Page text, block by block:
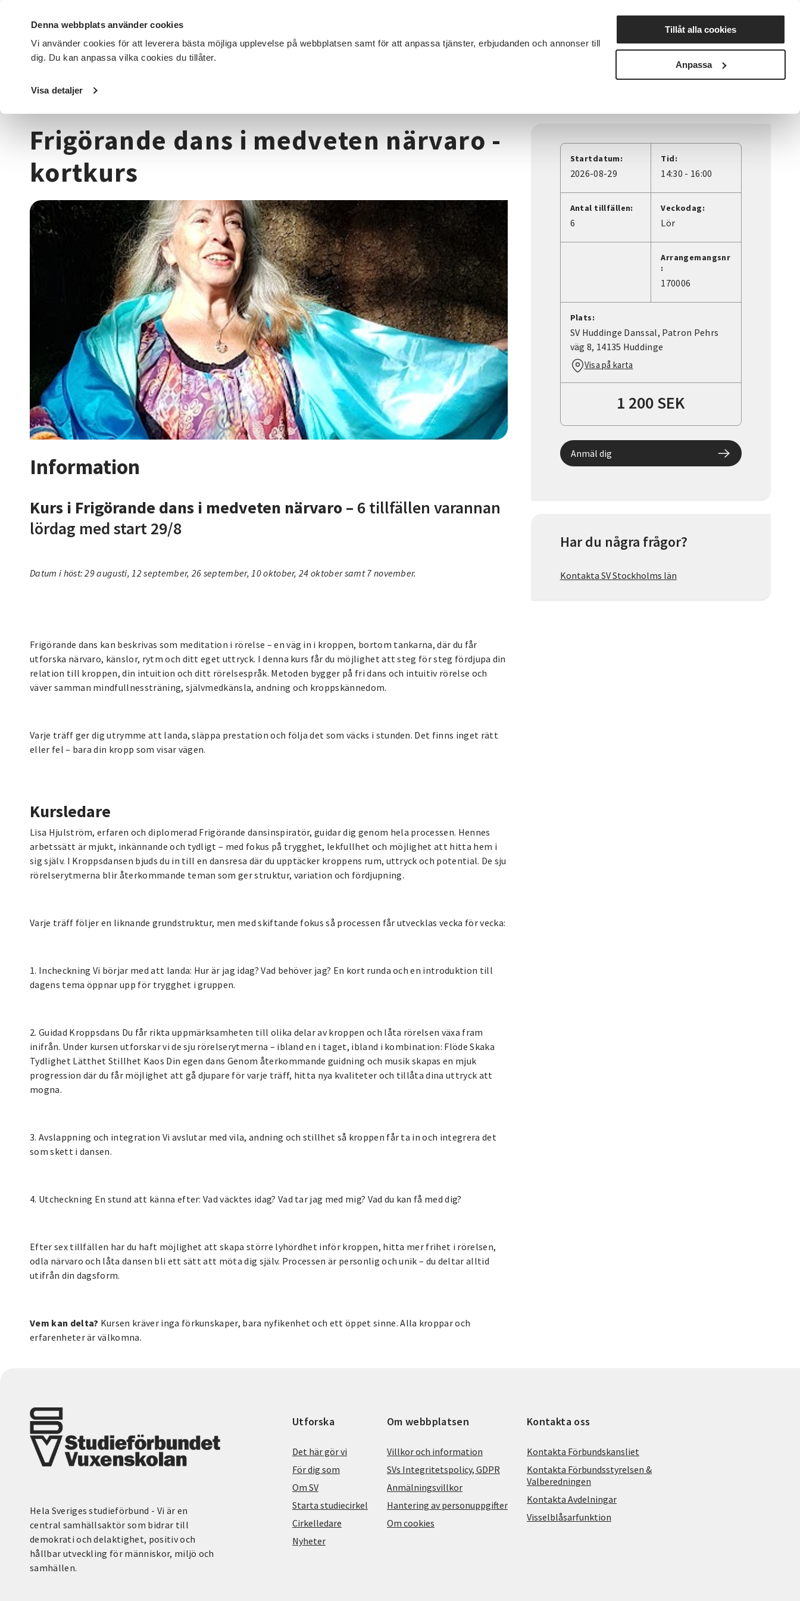
Denna webbplats använder cookies
Vi använder cookies för att leverera bästa möjliga upplevelse på webbplatsen samt för att anpassa tjänster, erbjudanden och annonser till
dig. Du kan anpassa vilka cookies du tillåter.
Visa detaljer
Tillåt alla cookies
Anpassa
DET HÄR GÖR VI FÖR DIG SOM SÖK KURSER OCH EVENEMANG Nyheter Avdelningar
Startsida / Kurser och evenemang
Frigörande dans i medveten närvaro -
kortkurs
Information
Kurs i Frigörande dans i medveten närvaro – 6 tillfällen varannan
lördag med start 29/8
Datum i höst: 29 augusti, 12 september, 26 september, 10 oktober, 24 oktober samt 7 november.
Frigörande dans kan beskrivas som meditation i rörelse – en väg in i kroppen, bortom tankarna, där du får
utforska närvaro, känslor, rytm och ditt eget uttryck. I denna kurs får du möjlighet att steg för steg fördjupa din
relation till kroppen, din intuition och ditt rörelsespråk. Metoden bygger på fri dans och intuitiv rörelse och
väver samman mindfullnessträning, självmedkänsla, andning och kroppskännedom.
Varje träff ger dig utrymme att landa, släppa prestation och följa det som väcks i stunden. Det finns inget rätt
eller fel – bara din kropp som visar vägen.
Kursledare
Lisa Hjulström, erfaren och diplomerad Frigörande dansinspiratör, guidar dig genom hela processen. Hennes
arbetssätt är mjukt, inkännande och tydligt – med fokus på trygghet, lekfullhet och möjlighet att hitta hem i
sig själv. I Kroppsdansen bjuds du in till en dansresa där du upptäcker kroppens rum, uttryck och potential. De sju
rörelserytmerna blir återkommande teman som ger struktur, variation och fördjupning.
Varje träff följer en liknande grundstruktur, men med skiftande fokus så processen får utvecklas vecka för vecka:
1. Incheckning Vi börjar med att landa: Hur är jag idag? Vad behöver jag? En kort runda och en introduktion till
dagens tema öppnar upp för trygghet i gruppen.
2. Guidad Kroppsdans Du får rikta uppmärksamheten till olika delar av kroppen och låta rörelsen växa fram
inifrån. Under kursen utforskar vi de sju rörelserytmerna – ibland en i taget, ibland i kombination: Flöde Skaka
Tydlighet Lätthet Stillhet Kaos Din egen dans Genom återkommande guidning och musik skapas en mjuk
progression där du får möjlighet att gå djupare för varje träff, hitta nya kvaliteter och tillåta dina uttryck att
mogna.
3. Avslappning och integration Vi avslutar med vila, andning och stillhet så kroppen får ta in och integrera det
som skett i dansen.
4. Utcheckning En stund att känna efter: Vad väcktes idag? Vad tar jag med mig? Vad du kan få med dig?
Efter sex tillfällen har du haft möjlighet att skapa större lyhördhet inför kroppen, hitta mer frihet i rörelsen,
odla närvaro och låta dansen bli ett sätt att möta dig själv. Processen är personlig och unik – du deltar alltid
utifrån din dagsform.
Vem kan delta? Kursen kräver inga förkunskaper, bara nyfikenhet och ett öppet sinne. Alla kroppar och
erfarenheter är välkomna.
Startdatum:
2026-08-29
Tid:
14:30 - 16:00
Antal tillfällen:
6
Veckodag:
Lör
Arrangemangsnr
:
170006
Plats:
SV Huddinge Danssal, Patron Pehrs
väg 8, 14135 Huddinge
Visa på karta
1 200 SEK
Anmäl dig
Har du några frågor?
Kontakta SV Stockholms län
Hela Sveriges studieförbund - Vi är en
central samhällsaktör som bidrar till
demokrati och delaktighet, positiv och
hållbar utveckling för människor, miljö och
samhällen.
Utforska
Det här gör vi
För dig som
Om SV
Starta studiecirkel
Cirkelledare
Nyheter
Om webbplatsen
Villkor och information
SVs Integritetspolicy, GDPR
Anmälningsvillkor
Hantering av personuppgifter
Om cookies
Kontakta oss
Kontakta Förbundskansliet
Kontakta Förbundsstyrelsen &
Valberedningen
Kontakta Avdelningar
Visselblåsarfunktion